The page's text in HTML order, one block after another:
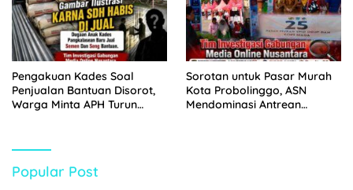
Pengakuan Kades Soal
Penjualan Bantuan Disorot,
Warga Minta APH Turun
Sorotan untuk Pasar Murah
Kota Probolinggo, ASN
Mendominasi Antrean
Popular Post